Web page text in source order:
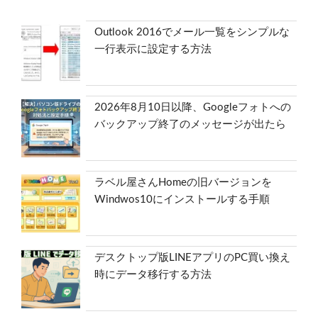
Outlook 2016でメール一覧をシンプルな
一行表示に設定する方法
2026年8月10日以降、Googleフォトへの
バックアップ終了のメッセージが出たら
ラベル屋さんHomeの旧バージョンを
Windwos10にインストールする手順
デスクトップ版LINEアプリのPC買い換え
時にデータ移行する方法